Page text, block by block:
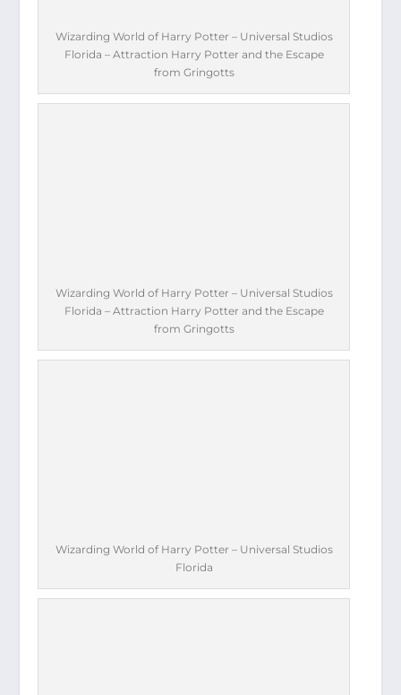
Wizarding World of Harry Potter – Universal Studios
Florida – Attraction Harry Potter and the Escape
from Gringotts
Wizarding World of Harry Potter – Universal Studios
Florida – Attraction Harry Potter and the Escape
from Gringotts
Wizarding World of Harry Potter – Universal Studios
Florida